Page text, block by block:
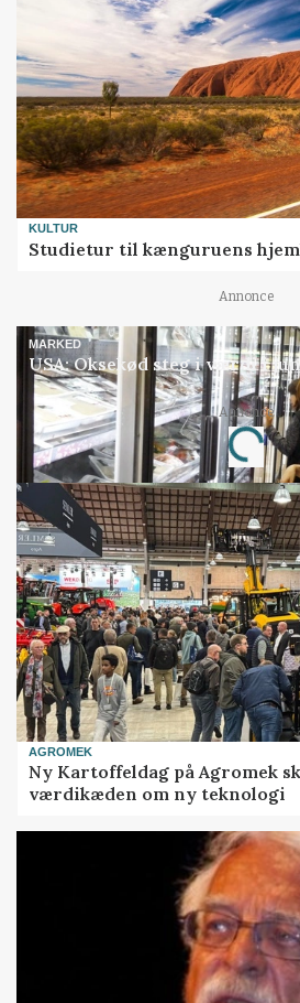
KULTUR
Studietur til kænguruens
Annonce
MARKED
USA: Oksekød steg i værdi i
Annonce
Loading...
AGROMEK
Ny Kartoffeldag på Agromek
værdikæden om ny teknologi